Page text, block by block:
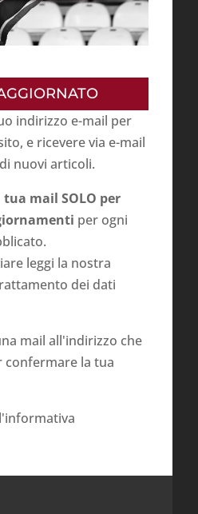
indirizzo e-mail per
e ricevere via e-mail
nuovi articoli.
tua mail SOLO per
per ogni
leggi la nostra
dei dati
mail all'indirizzo che
confermare la tua